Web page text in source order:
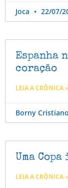
Joca 22/07/
Espanha
coração
LEIA A CRÔNICA »
Borny
Uma
LEIA A CRÔNICA »